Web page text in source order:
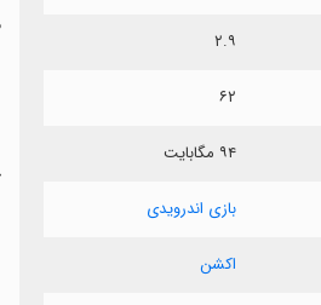
۲.۹
۶۲
۹۴ مگابایت
بازی اندرویدی
اکشن